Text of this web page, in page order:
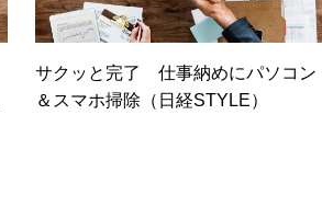
サクッと完了 仕事納めにパソコン
＆スマホ掃除（日経STYLE）